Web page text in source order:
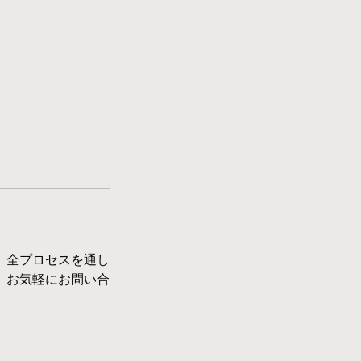
全プロセスを通し
お気軽にお問い合